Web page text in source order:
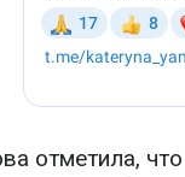
отметила,